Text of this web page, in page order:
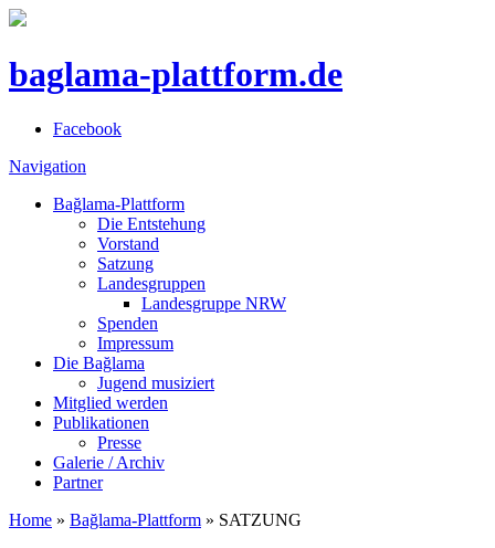
baglama-plattform.de
Facebook
Navigation
Bağlama-Plattform
Die Entstehung
Vorstand
Satzung
Landesgruppen
Landesgruppe NRW
Spenden
Impressum
Die Bağlama
Jugend musiziert
Mitglied werden
Publikationen
Presse
Galerie / Archiv
Partner
Home » Bağlama-Plattform » SATZUNG